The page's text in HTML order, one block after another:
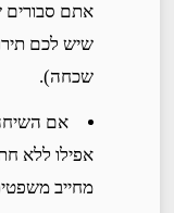
אתם סבורים
שיש לכם
שכחה).
אם
אפילו ללא
מחייב